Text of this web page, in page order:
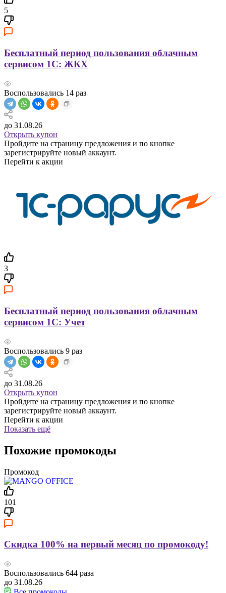
5
Бесплатный период пользования облачным
сервисом 1С: ЖКХ
Воспользовались 14 раз
до 31.08.26
Открыть купон
Пройдите на страницу предложения и по кнопке
зарегистрируйте новый аккаунт.
Перейти к акции
3
Бесплатный период пользования облачным
сервисом 1С: Учет
Воспользовались 9 раз
до 31.08.26
Открыть купон
Пройдите на страницу предложения и по кнопке
зарегистрируйте новый аккаунт.
Перейти к акции
Показать ещё
Похожие промокоды
Промокод
101
Скидка 100% на первый месяц по промокоду!
Воспользовались 644 раза
до 31.08.26